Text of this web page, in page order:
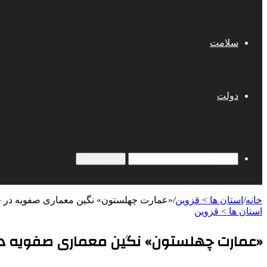
سلامت
دولت
خانه/ استان ها > قزوین/«عمارت چهلستون» نگین معماری صفویه در
استان ها > قزوین
«عمارت چهلستون» نگین معماری صفویه